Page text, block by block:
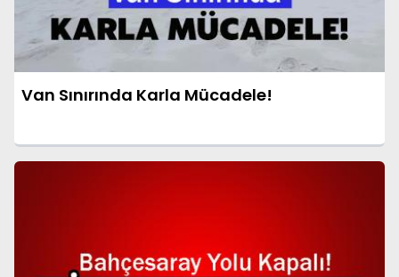
Van Sınırında Karla Mücadele!